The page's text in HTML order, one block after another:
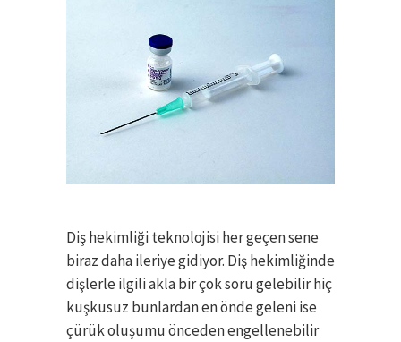
Diş hekimliği teknolojisi her geçen sene
biraz daha ileriye gidiyor. Diş hekimliğinde
dişlerle ilgili akla bir çok soru gelebilir hiç
kuşkusuz bunlardan en önde geleni ise
çürük oluşumu önceden engellenebilir